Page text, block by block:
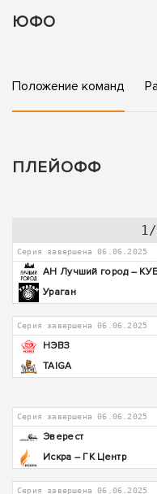
ЮФО
Положение команд
ПЛЕЙОФФ
Серия завершена 06.06.2025
АН Лучший город –
Ураган
Серия завершена 06.06.2025
НЭВЗ
TAIGA
Серия завершена 06.06.2025
Эверест
Искра – ГК Центр
Серия завершена 06.06.2025